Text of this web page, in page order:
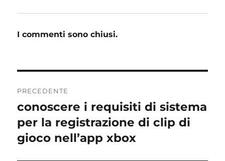
I commenti sono chiusi.
articoli
PRECEDENTE
Articolo
precedente:
conoscere i requisiti di sistema
per la registrazione di clip di
gioco nell’app xbox